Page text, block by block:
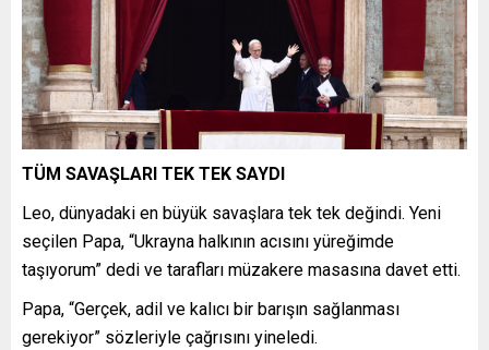
TÜM SAVAŞLARI TEK TEK SAYDI
Leo, dünyadaki en büyük savaşlara tek tek değindi. Yeni
seçilen Papa, “Ukrayna halkının acısını yüreğimde
taşıyorum” dedi ve tarafları müzakere masasına davet etti.
Papa, “Gerçek, adil ve kalıcı bir barışın sağlanması
gerekiyor” sözleriyle çağrısını yineledi.